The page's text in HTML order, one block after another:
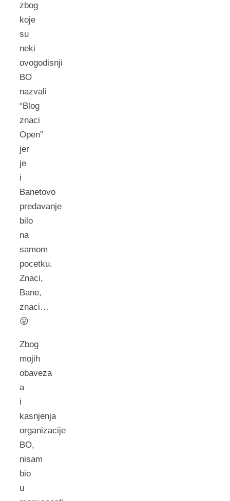
zbog
koje
su
neki
ovogodisnji
BO
nazvali
“Blog
znaci
Open”
jer
je
i
Banetovo
predavanje
bilo
na
samom
pocetku.
Znaci,
Bane,
znaci…
😛
Zbog
mojih
obaveza
a
i
kasnjenja
organizacije
BO,
nisam
bio
u